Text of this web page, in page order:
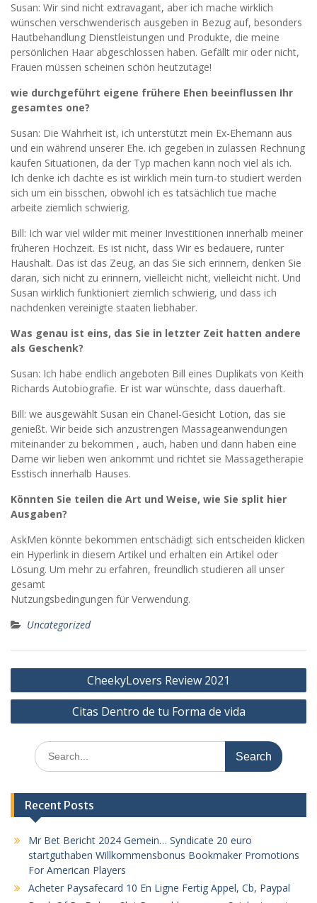
Susan: Wir sind nicht extravagant, aber ich mache wirklich
wünschen verschwenderisch ausgeben in Bezug auf, besonders
Hautbehandlung Dienstleistungen und Produkte, die meine
persönlichen Haar abgeschlossen haben. Gefällt mir oder nicht,
Frauen müssen scheinen schön heutzutage!
wie durchgeführt eigene frühere Ehen beeinflussen Ihr
gesamtes one?
Susan: Die Wahrheit ist, ich unterstützt mein Ex-Ehemann aus
und ein während unserer Ehe. ich gegeben in zulassen Rechnung
kaufen Situationen, da der Typ machen kann noch viel als ich.
Ich denke ich dachte es ist wirklich mein turn-to studiert werden
sich um ein bisschen, obwohl ich es tatsächlich tue mache
arbeite ziemlich schwierig.
Bill: Ich war viel wilder mit meiner Investitionen innerhalb meiner
früheren Hochzeit. Es ist nicht, dass Wir es bedauere, runter
Haushalt. Das ist das Zeug, an das Sie sich erinnern, denken Sie
daran, sich nicht zu erinnern, vielleicht nicht, vielleicht nicht. Und
Susan wirklich funktioniert ziemlich schwierig, und dass ich
nachdenken vereinigte staaten liebhaber.
Was genau ist eins, das Sie in letzter Zeit hatten andere
als Geschenk?
Susan: Ich habe endlich angeboten Bill eines Duplikats von Keith
Richards Autobiografie. Er ist war wünschte, dass dauerhaft.
Bill: we ausgewählt Susan ein Chanel-Gesicht Lotion, das sie
genießt. Wir beide sich anzustrengen Massageanwendungen
miteinander zu bekommen , auch, haben und dann haben eine
Dame wir lieben wen ankommt und richtet sie Massagetherapie
Esstisch innerhalb Hauses.
Könnten Sie teilen die Art und Weise, wie Sie split hier
Ausgaben?
AskMen könnte bekommen entschädigt sich entscheiden klicken
ein Hyperlink in diesem Artikel und erhalten ein Artikel oder
Lösung. Um mehr zu erfahren, freundlich studieren all unser
gesamt
Nutzungsbedingungen für Verwendung.
Uncategorized
Post
navigation
CheekyLovers Review 2021
Citas Dentro de tu Forma de vida
Search
for:
Recent Posts
Mr Bet Bericht 2024 Gemein… Syndicate 20 euro
startguthaben Willkommensbonus Bookmaker Promotions
For American Players
Acheter Paysafecard 10 En Ligne Fertig Appel, Cb, Paypal